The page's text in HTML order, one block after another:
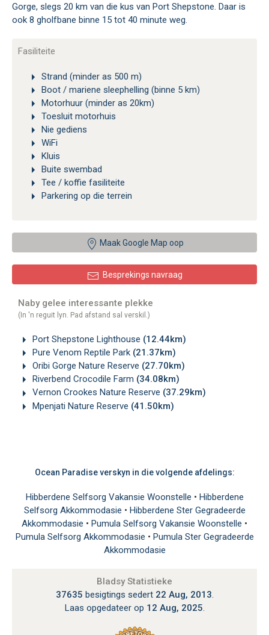
Gorge, slegs 20 km van die kus van Port Shepstone. Daar is
ook 8 gholfbane binne 15 tot 40 minute weg.
Fasiliteite
Strand (minder as 500 m)
Boot / mariene sleephelling (binne 5 km)
Motorhuur (minder as 20km)
Toesluit motorhuis
Nie gediens
WiFi
Kluis
Buite swembad
Tee / koffie fasiliteite
Parkering op die terrein
Maak Google Map oop
Besprekings navraag
Naby gelee interessante plekke
(In 'n reguit lyn. Pad afstand sal verskil.)
Port Shepstone Lighthouse (12.44km)
Pure Venom Reptile Park (21.37km)
Oribi Gorge Nature Reserve (27.70km)
Riverbend Crocodile Farm (34.08km)
Vernon Crookes Nature Reserve (37.29km)
Mpenjati Nature Reserve (41.50km)
Ocean Paradise verskyn in die volgende afdelings:
Hibberdene Selfsorg Vakansie Woonstelle • Hibberdene
Selfsorg Akkommodasie • Hibberdene Ster Gegradeerde
Akkommodasie • Pumula Selfsorg Vakansie Woonstelle •
Pumula Selfsorg Akkommodasie • Pumula Ster Gegradeerde
Akkommodasie
Bladsy Statistieke
37635 besigtings sedert 22 Aug, 2013
Laas opgedateer op 12 Aug, 2025